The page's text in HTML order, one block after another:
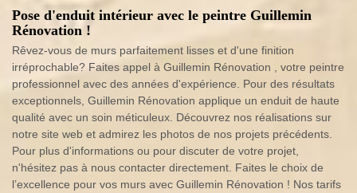
Pose d'enduit intérieur avec le peintre Guillemin
Rénovation !
Rêvez-vous de murs parfaitement lisses et d'une finition
irréprochable? Faites appel à Guillemin Rénovation , votre peintre
professionnel avec des années d'expérience. Pour des résultats
exceptionnels, Guillemin Rénovation applique un enduit de haute
qualité avec un soin méticuleux. Découvrez nos réalisations sur
notre site web et admirez les photos de nos projets précédents.
Pour plus d'informations ou pour discuter de votre projet,
n'hésitez pas à nous contacter directement. Faites le choix de
l’excellence pour vos murs avec Guillemin Rénovation ! Nos tarifs